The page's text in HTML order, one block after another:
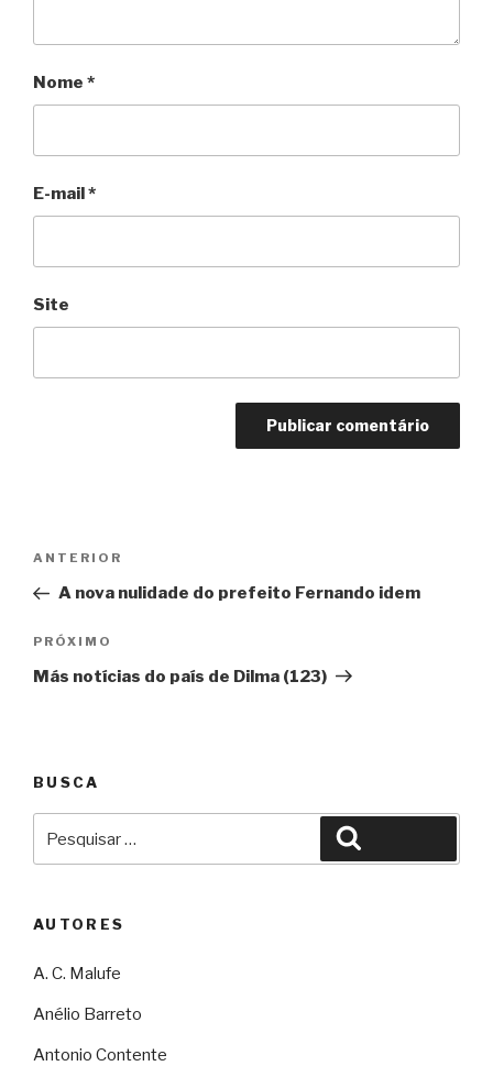
Nome *
E-mail *
Site
Post
Anterior
ANTERIOR
A nova nulidade do prefeito Fernando idem
Próximo
PRÓXIMO
Más notícias do país de Dilma (123)
BUSCA
AUTORES
A. C. Malufe
Anélio Barreto
Antonio Contente